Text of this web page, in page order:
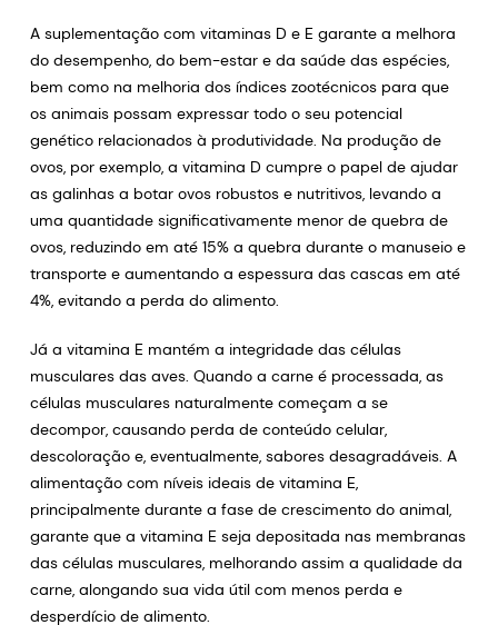
A suplementação com vitaminas D e E garante a melhora
do desempenho, do bem-estar e da saúde das espécies,
bem como na melhoria dos índices zootécnicos para que
os animais possam expressar todo o seu potencial
genético relacionados à produtividade. Na produção de
ovos, por exemplo, a vitamina D cumpre o papel de ajudar
as galinhas a botar ovos robustos e nutritivos, levando a
uma quantidade significativamente menor de quebra de
ovos, reduzindo em até 15% a quebra durante o manuseio e
transporte e aumentando a espessura das cascas em até
4%, evitando a perda do alimento.
Já a vitamina E mantém a integridade das células
musculares das aves. Quando a carne é processada, as
células musculares naturalmente começam a se
decompor, causando perda de conteúdo celular,
descoloração e, eventualmente, sabores desagradáveis. A
alimentação com níveis ideais de vitamina E,
principalmente durante a fase de crescimento do animal,
garante que a vitamina E seja depositada nas membranas
das células musculares, melhorando assim a qualidade da
carne, alongando sua vida útil com menos perda e
desperdício de alimento.